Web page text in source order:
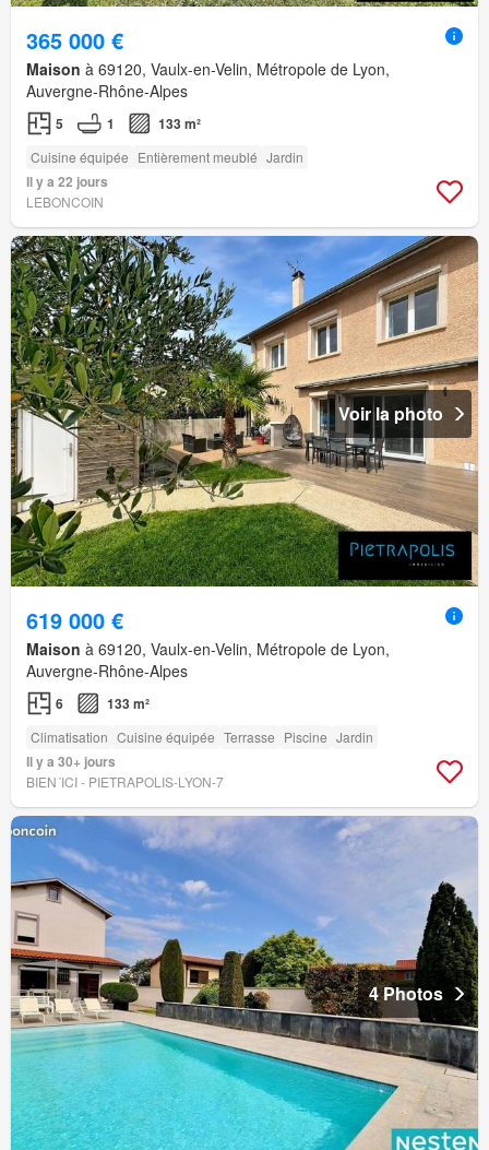
365 000 €
Maison à 69120, Vaulx-en-Velin, Métropole de Lyon,
Auvergne-Rhône-Alpes
5 1 133 m²
Cuisine équipée Entièrement meublé Jardin
Il y a 22 jours
LEBONCOIN
Voir la photo
619 000 €
Maison à 69120, Vaulx-en-Velin, Métropole de Lyon,
Auvergne-Rhône-Alpes
6 133 m²
Climatisation Cuisine équipée Terrasse Piscine Jardin
Il y a 30+ jours
BIEN´ICI - PIETRAPOLIS-LYON-7
4 Photos